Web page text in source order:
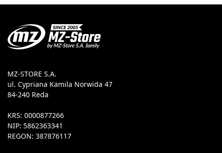
MZ-STORE S.A.
ul. Cypriana Kamila Norwida 47
84-240 Reda
KRS: 0000877266
NIP: 5862363341
REGON: 387876117